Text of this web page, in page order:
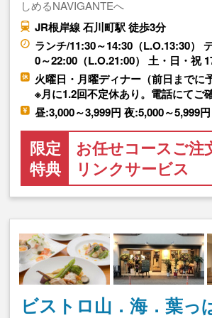
しめるNAVIGANTEへ
JR根岸線 石川町駅 徒歩3分
ランチ/11:30～14:30（L.O.13:30）
0～22:00（L.O.21:00） 土・日・祝
火曜日・月曜ディナー（前日までに
※月に1.2回不定休あり。電話にてご
昼:3,000～3,999円 夜:5,000～5,999円
限定
特典
お任せコースご注
リンクサービス
ビストロ山．海．葉っ